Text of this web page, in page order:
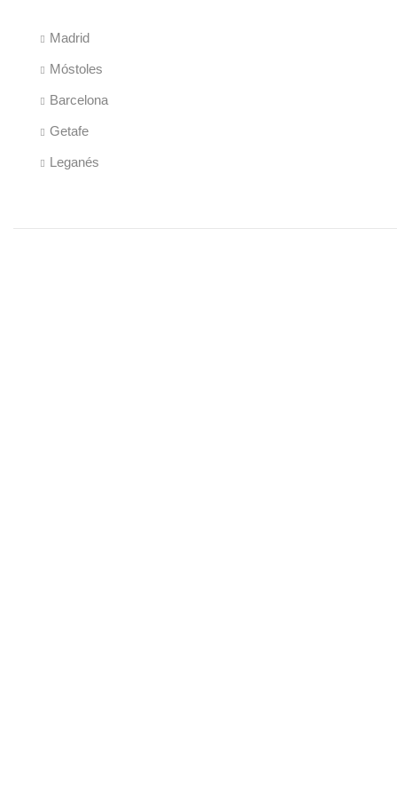
Madrid
Móstoles
Barcelona
Getafe
Leganés